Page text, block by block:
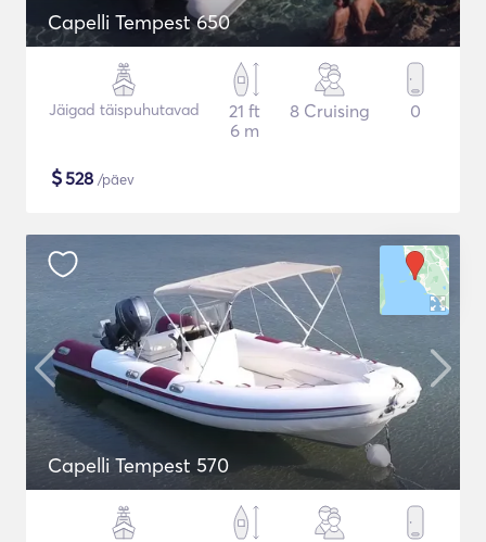
Capelli Tempest 650
Jäigad täispuhutavad
21 ft
6 m
8 Cruising 0
$528 /päev
Capelli Tempest 570